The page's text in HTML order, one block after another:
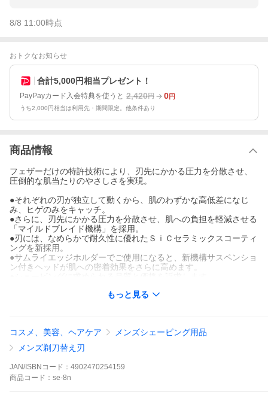
8/8 11:00時点
おトクなお知らせ
合計5,000円相当プレゼント！
PayPayカード入会特典を使うと 2,420円 0円
うち2,000円相当は利用先・期間限定。他条件あり
商品情報
フェザーだけの特許技術により、刃先にかかる圧力を分散させ、
圧倒的な肌当たりのやさしさを実現。
●それぞれの刃が独立して動くから、肌のわずかな高低差になじ
み、ヒゲのみをキャッチ。
●さらに、刃先にかかる圧力を分散させ、肌への負担を軽減させる
「マイルドブレイド機構」を採用。
●刃には、なめらかで耐久性に優れたＳｉＣセラミックスコーティ
ングを新採用。
●サムライエッジホルダーでご使用になると、新機構サスペンショ
ン付きヘッドが肌への密着効果をさらに高めます。
ら、全て装着可能なエフシステムを採用しています。（Ｆ２、Ｍ
もっと見る
コスメ、美容、ヘアケア
メンズシェービング用品
メンズ剃刀替え刃
JAN/ISBNコード： 4902470254159
商品 コード： se-8n